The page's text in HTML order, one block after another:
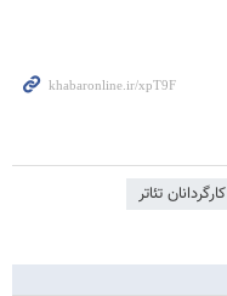
کارگردانان تئاتر